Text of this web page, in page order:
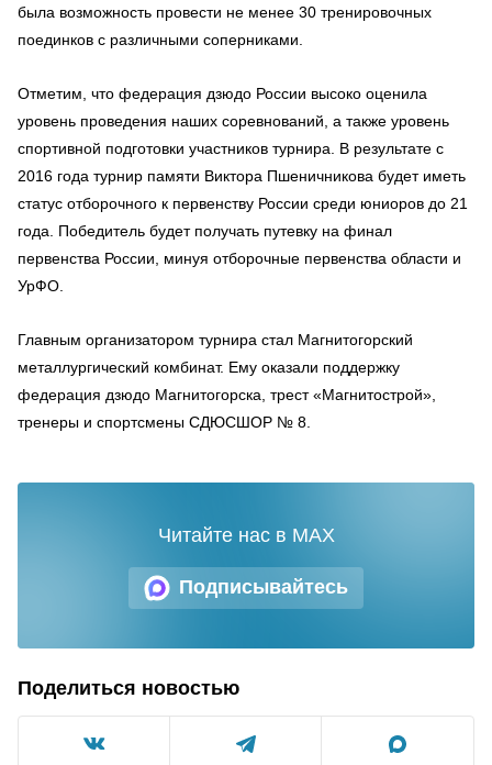
была возможность провести не менее 30 тренировочных
поединков с различными соперниками.
Отметим, что федерация дзюдо России высоко оценила
уровень проведения наших соревнований, а также уровень
спортивной подготовки участников турнира. В результате с
2016 года турнир памяти Виктора Пшеничникова будет иметь
статус отборочного к первенству России среди юниоров до 21
года. Победитель будет получать путевку на финал
первенства России, минуя отборочные первенства области и
УрФО.
Главным организатором турнира стал Магнитогорский
металлургический комбинат. Ему оказали поддержку
федерация дзюдо Магнитогорска, трест «Магнитострой»,
тренеры и спортсмены СДЮСШОР № 8.
Подписывайтесь
Читайте нас в MAX
Поделиться новостью